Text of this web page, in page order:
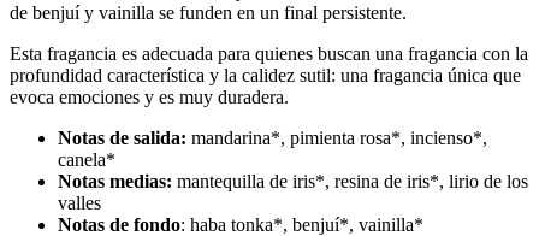
de benjuí y vainilla se funden en un final persistente.
Esta fragancia es adecuada para quienes buscan una fragancia con la
profundidad característica y la calidez sutil: una fragancia única que
evoca emociones y es muy duradera.
Notas de salida: mandarina*, pimienta rosa*, incienso*,
canela*
Notas medias: mantequilla de iris*, resina de iris*, lirio de los
valles
Notas de fondo: haba tonka*, benjuí*, vainilla*